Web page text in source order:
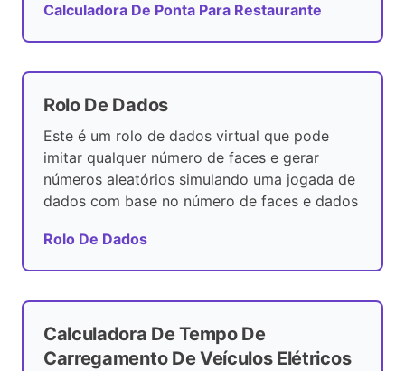
Calculadora De Ponta Para Restaurante
Rolo De Dados
Este é um rolo de dados virtual que pode
imitar qualquer número de faces e gerar
números aleatórios simulando uma jogada de
dados com base no número de faces e dados
Rolo De Dados
Calculadora De Tempo De
Carregamento De Veículos Elétricos